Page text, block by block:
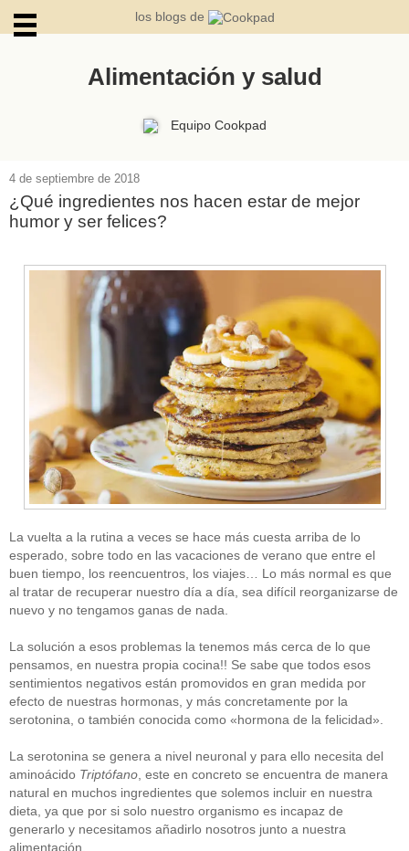
los blogs de
Alimentación y salud
Equipo Cookpad
4 de septiembre de 2018
¿Qué ingredientes nos hacen estar de mejor
humor y ser felices?
La vuelta a la rutina a veces se hace más cuesta arriba de lo
esperado, sobre todo en las vacaciones de verano que entre el
buen tiempo, los reencuentros, los viajes… Lo más normal es que
al tratar de recuperar nuestro día a día, sea difícil reorganizarse de
nuevo y no tengamos ganas de nada.
La solución a esos problemas la tenemos más cerca de lo que
pensamos, en nuestra propia cocina!! Se sabe que todos esos
sentimientos negativos están promovidos en gran medida por
efecto de nuestras hormonas, y más concretamente por la
serotonina, o también conocida como «hormona de la felicidad».
La serotonina se genera a nivel neuronal y para ello necesita del
aminoácido Triptófano, este en concreto se encuentra de manera
natural en muchos ingredientes que solemos incluir en nuestra
dieta, ya que por si solo nuestro organismo es incapaz de
generarlo y necesitamos añadirlo nosotros junto a nuestra
alimentación.